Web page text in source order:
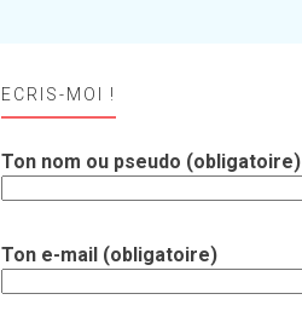
ECRIS-MOI !
Ton nom ou pseudo (obligatoire)
Ton e-mail (obligatoire)